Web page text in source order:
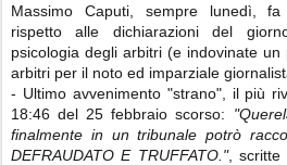
Massimo Caputi, sempre lunedì,
rispetto alle dichiarazioni del
psicologia degli arbitri (e indovinate
arbitri per il noto ed imparziale
- Ultimo avvenimento "strano", il più
18:46 del 25 febbraio scorso:
finalmente in un tribunale potrò
DEFRAUDATO E TRUFFATO.", scritte